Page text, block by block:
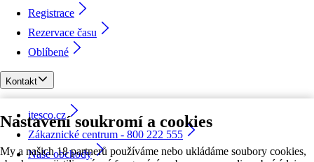
Nastavení soukromí a cookies
My a našich 18 partnerů používáme nebo ukládáme soubory cookies,
Registrace
Rezervace času
Oblíbené
Kontakt
itesco.cz
Zákaznické centrum - 800 222 555
Naše obchody